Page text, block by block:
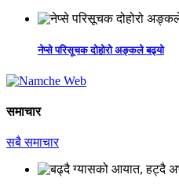
नेप्से परिसूचक दोहोरो अङ्कले बढ्यो
समाचार
सबै समाचार